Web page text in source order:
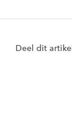
Deel dit artikel